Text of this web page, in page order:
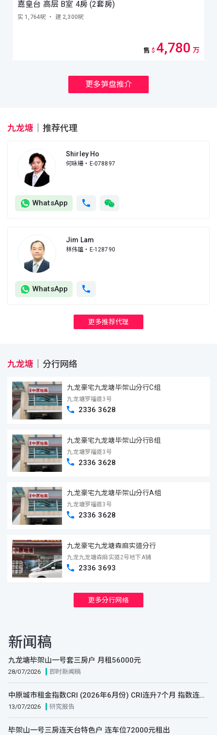
嘉皇台 高层 B室 4房 (2套房)
实 1,764呎 ・ 建 2,300呎
售 $ 4,780 万
更多笋盘推介
九龙塘 推荐代理
Shirley Ho
何咏珊 ・E-078897
WhatsApp
Jim Lam
林伟雄 ・E-128790
WhatsApp
更多推荐代理
九龙塘 分行网络
九龙豪宅九龙塘毕架山分行C组
九龙塘罗福道3号
2336 3628
九龙豪宅九龙塘毕架山分行B组
九龙塘罗福道3号
2336 3628
九龙豪宅九龙塘毕架山分行A组
九龙塘罗福道3号
2336 3628
九龙豪宅九龙塘森麻实道分行
九龙九龙塘森麻实道2号地下A铺
2336 3693
更多分行网络
新闻稿
九龙塘毕架山一号套三房户 月租56000元
28/07/2026 即时新闻稿
中原城市租金指数CRI (2026年6月份) CRI连升7个月 指数连续5个月破顶 上半年租金上升3.87% 创9年以来最大半年度升幅
13/07/2026 研究报告
毕架山一号三房连天台特色户 连车位72000元租出